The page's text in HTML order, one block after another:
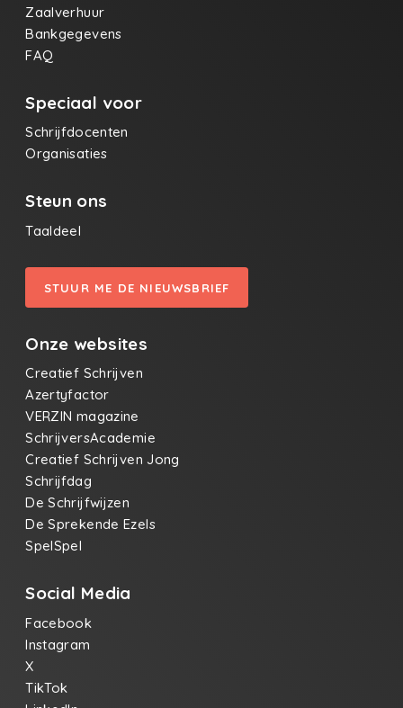
Zaalverhuur
Bankgegevens
FAQ
Speciaal voor
Schrijfdocenten
Organisaties
Steun ons
Taaldeel
STUUR ME DE NIEUWSBRIEF
Onze websites
Creatief Schrijven
Azertyfactor
VERZIN magazine
SchrijversAcademie
Creatief Schrijven Jong
Schrijfdag
De Schrijfwijzen
De Sprekende Ezels
SpelSpel
Social Media
Facebook
Instagram
X
TikTok